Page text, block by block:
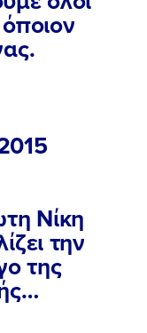
Νίκη
την
της